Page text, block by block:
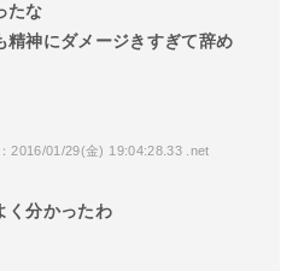
たな
精神にダメージきすぎて辞め
：2016/01/29(金) 19:04:28.33 .net
く分かったわ